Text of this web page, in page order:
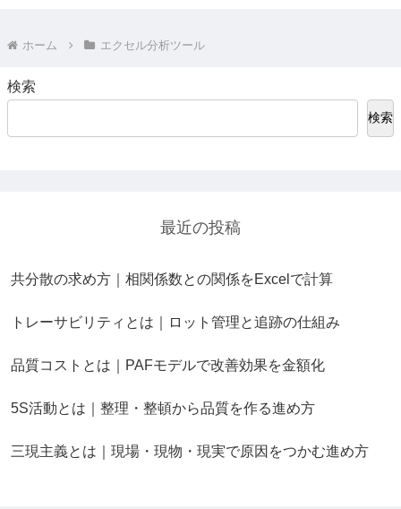
ホーム エクセル分析ツール
検索
検索
最近の投稿
共分散の求め方｜相関係数との関係をExcelで計算
トレーサビリティとは｜ロット管理と追跡の仕組み
品質コストとは｜PAFモデルで改善効果を金額化
5S活動とは｜整理・整頓から品質を作る進め方
三現主義とは｜現場・現物・現実で原因をつかむ進め方